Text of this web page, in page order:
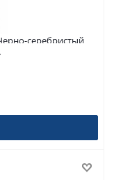
серебристый